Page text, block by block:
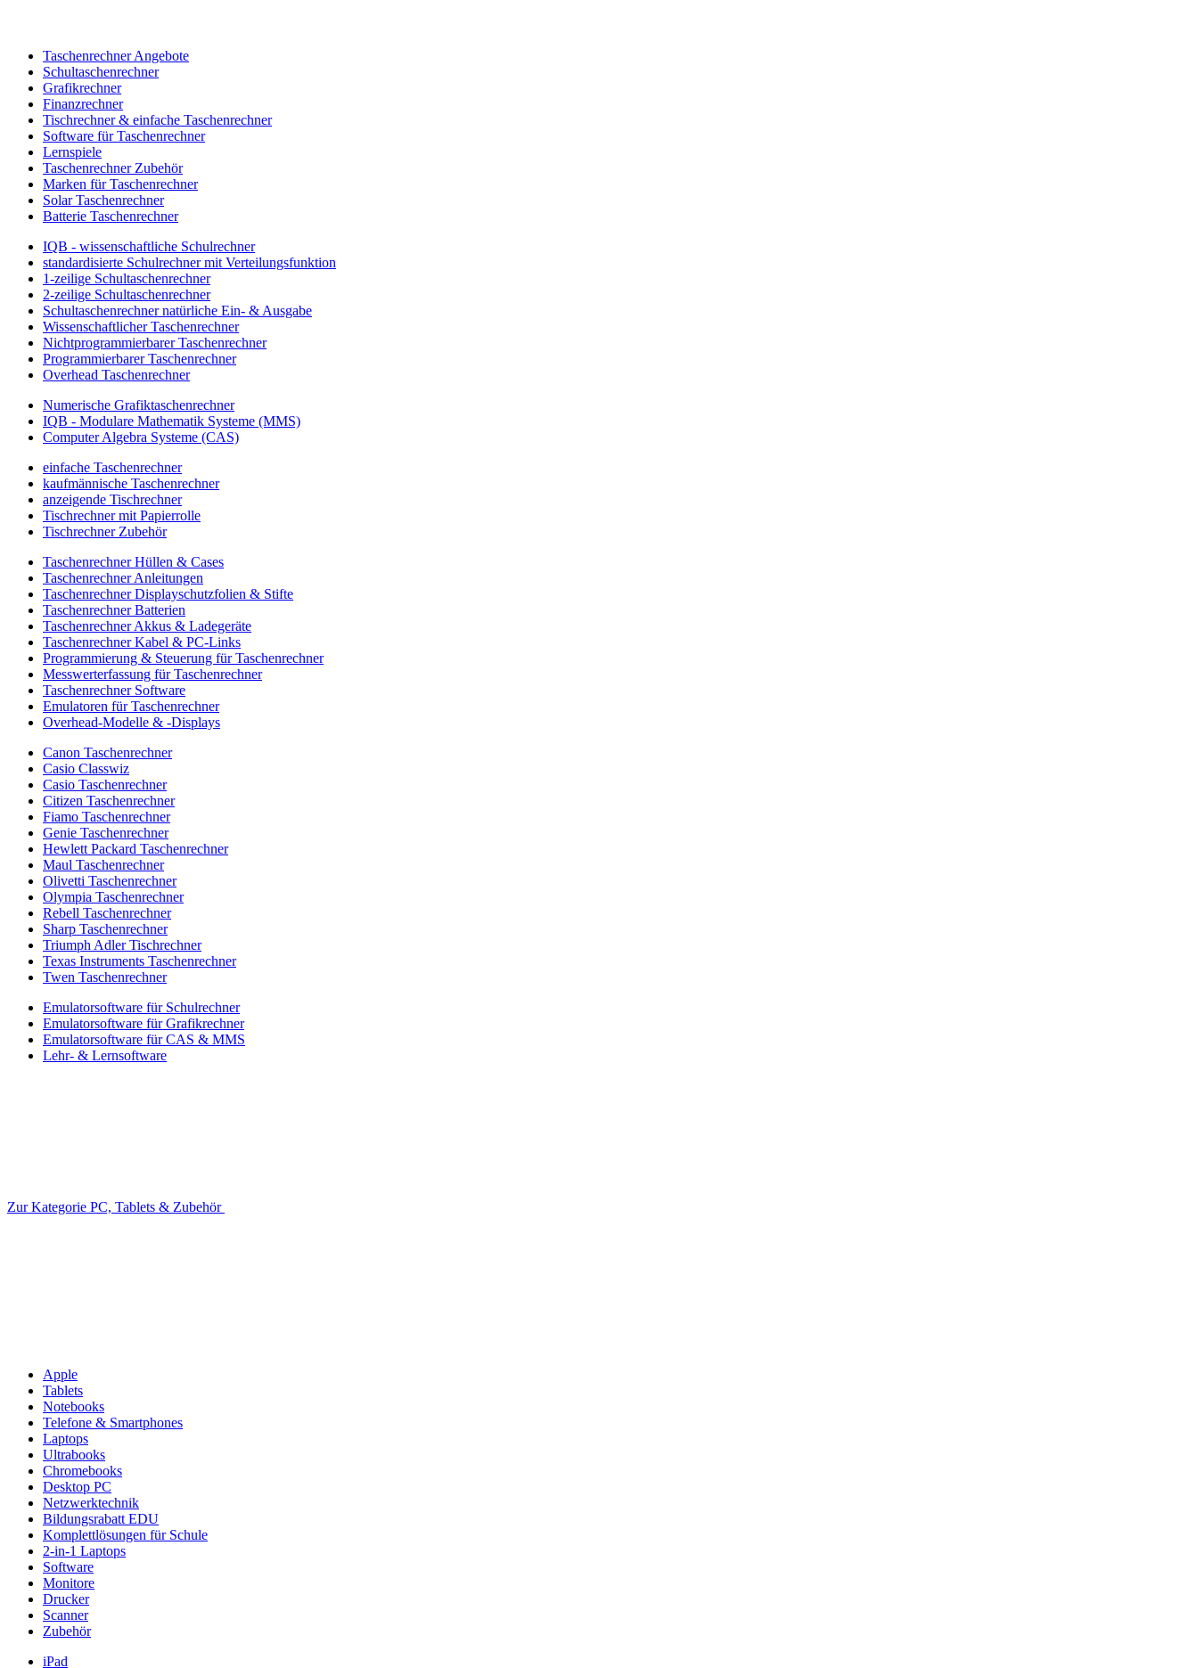
Taschenrechner Angebote
Schultaschenrechner
Grafikrechner
Finanzrechner
Tischrechner & einfache Taschenrechner
Software für Taschenrechner
Lernspiele
Taschenrechner Zubehör
Marken für Taschenrechner
Solar Taschenrechner
Batterie Taschenrechner
IQB - wissenschaftliche Schulrechner
standardisierte Schulrechner mit Verteilungsfunktion
1-zeilige Schultaschenrechner
2-zeilige Schultaschenrechner
Schultaschenrechner natürliche Ein- & Ausgabe
Wissenschaftlicher Taschenrechner
Nichtprogrammierbarer Taschenrechner
Programmierbarer Taschenrechner
Overhead Taschenrechner
Numerische Grafiktaschenrechner
IQB - Modulare Mathematik Systeme (MMS)
Computer Algebra Systeme (CAS)
einfache Taschenrechner
kaufmännische Taschenrechner
anzeigende Tischrechner
Tischrechner mit Papierrolle
Tischrechner Zubehör
Taschenrechner Hüllen & Cases
Taschenrechner Anleitungen
Taschenrechner Displayschutzfolien & Stifte
Taschenrechner Batterien
Taschenrechner Akkus & Ladegeräte
Taschenrechner Kabel & PC-Links
Programmierung & Steuerung für Taschenrechner
Messwerterfassung für Taschenrechner
Taschenrechner Software
Emulatoren für Taschenrechner
Overhead-Modelle & -Displays
Canon Taschenrechner
Casio Classwiz
Casio Taschenrechner
Citizen Taschenrechner
Fiamo Taschenrechner
Genie Taschenrechner
Hewlett Packard Taschenrechner
Maul Taschenrechner
Olivetti Taschenrechner
Olympia Taschenrechner
Rebell Taschenrechner
Sharp Taschenrechner
Triumph Adler Tischrechner
Texas Instruments Taschenrechner
Twen Taschenrechner
Emulatorsoftware für Schulrechner
Emulatorsoftware für Grafikrechner
Emulatorsoftware für CAS & MMS
Lehr- & Lernsoftware
Zur Kategorie PC, Tablets & Zubehör
Apple
Tablets
Notebooks
Telefone & Smartphones
Laptops
Ultrabooks
Chromebooks
Desktop PC
Netzwerktechnik
Bildungsrabatt EDU
Komplettlösungen für Schule
2-in-1 Laptops
Software
Monitore
Drucker
Scanner
Zubehör
iPad